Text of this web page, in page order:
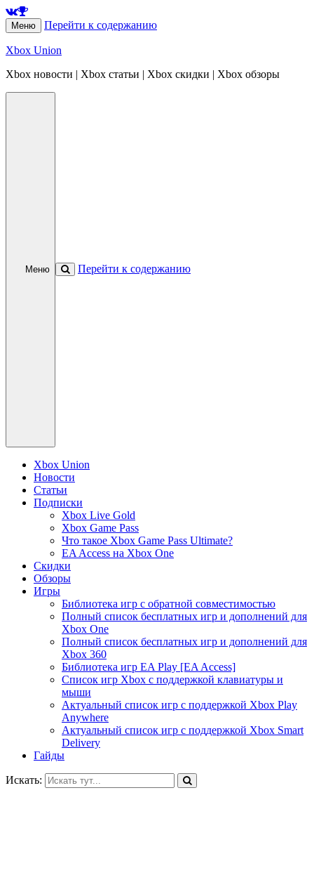
Меню Перейти к содержанию
Xbox Union
Xbox новости | Xbox статьи | Xbox скидки | Xbox обзоры
Меню Перейти к содержанию
Xbox Union
Новости
Статьи
Подписки
Xbox Live Gold
Xbox Game Pass
Что такое Xbox Game Pass Ultimate?
EA Access на Xbox One
Скидки
Обзоры
Игры
Библиотека игр с обратной совместимостью
Полный список бесплатных игр и дополнений для
Xbox One
Полный список бесплатных игр и дополнений для
Xbox 360
Библиотека игр EA Play [EA Access]
Список игр Xbox c поддержкой клавиатуры и
мыши
Актуальный список игр с поддержкой Xbox Play
Anywhere
Актуальный список игр с поддержкой Xbox Smart
Delivery
Гайды
Искать: